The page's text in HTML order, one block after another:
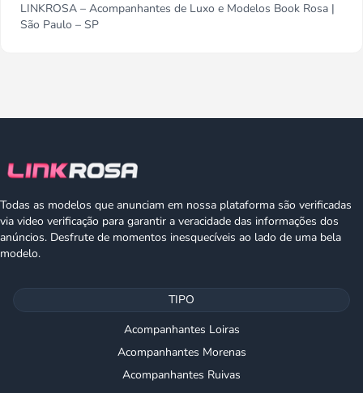
LINKROSA – Acompanhantes de Luxo e Modelos Book Rosa |
São Paulo – SP
Todas as modelos que anunciam em nossa plataforma são verificadas
via video verificação para garantir a veracidade das informações dos
anúncios. Desfrute de momentos inesquecíveis ao lado de uma bela
modelo.
TIPO
Acompanhantes Loiras
Acompanhantes Morenas
Acompanhantes Ruivas